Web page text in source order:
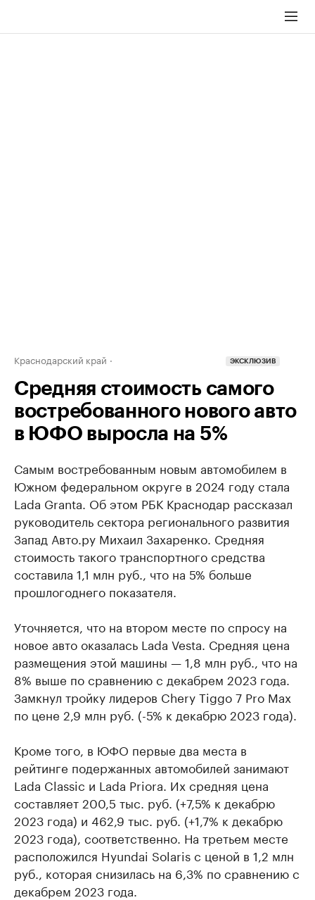
Краснодарский край ЭКСКЛЮЗИВ
Средняя стоимость самого
востребованного нового авто
в ЮФО выросла на 5%
Самым востребованным новым автомобилем в
Южном федеральном округе в 2024 году стала
Lada Granta. Об этом РБК Краснодар рассказал
руководитель сектора регионального развития
Запад Авто.ру Михаил Захаренко. Средняя
стоимость такого транспортного средства
составила 1,1 млн руб., что на 5% больше
прошлогоднего показателя.
Уточняется, что на втором месте по спросу на
новое авто оказалась Lada Vesta. Средняя цена
размещения этой машины — 1,8 млн руб., что на
8% выше по сравнению с декабрем 2023 года.
Замкнул тройку лидеров Chery Tiggo 7 Pro Max
по цене 2,9 млн руб. (-5% к декабрю 2023 года).
Кроме того, в ЮФО первые два места в
рейтинге подержанных автомобилей занимают
Lada Classic и Lada Priora. Их средняя цена
составляет 200,5 тыс. руб. (+7,5% к декабрю
2023 года) и 462,9 тыс. руб. (+1,7% к декабрю
2023 года), соответственно. На третьем месте
расположился Hyundai Solaris с ценой в 1,2 млн
руб., которая снизилась на 6,3% по сравнению с
декабрем 2023 года.